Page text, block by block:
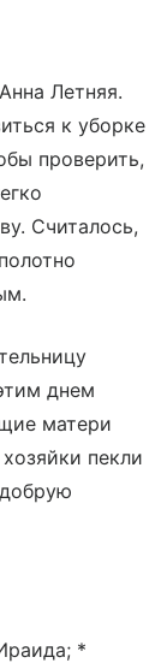
Летняя.
к уборке
проверить,
Считалось,
днем
матери
пекли
*